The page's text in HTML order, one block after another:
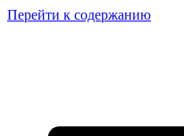
Перейти к содержанию